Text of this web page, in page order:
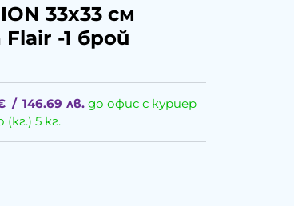
33x33 см
-1 брой
/ 146.69 лв. до офис с куриер
5 кг.